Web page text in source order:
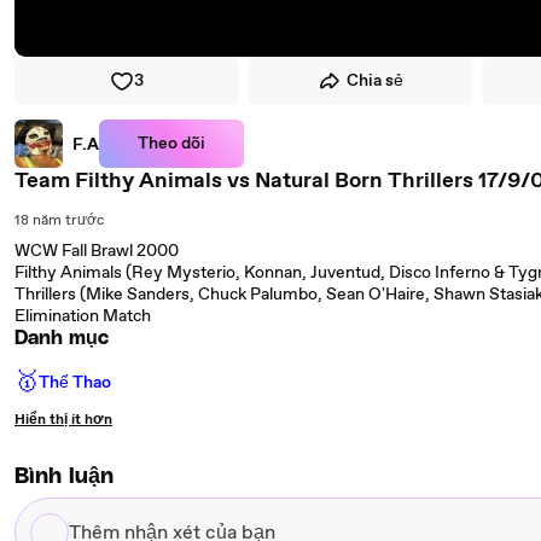
3 Chia sẻ
F.A Theo dõi
Team Filthy Animals vs Natural Born Thrillers 17/9/
18 năm trước
WCW Fall Brawl 2000
Filthy Animals (Rey Mysterio, Konnan, Juventud, Disco Inferno &
Thrillers (Mike Sanders, Chuck Palumbo, Sean O'Haire, Shawn
Elimination Match
Danh mục
🥇Thể Thao
Hiển thị ít hơn
Bình luận